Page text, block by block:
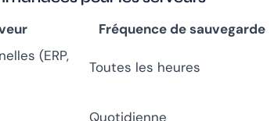
Fréquence de sauvegarde
(ERP,
Toutes les heures
Quotidienne